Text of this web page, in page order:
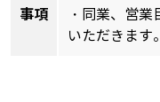
事項
・同業、営
いただきます。